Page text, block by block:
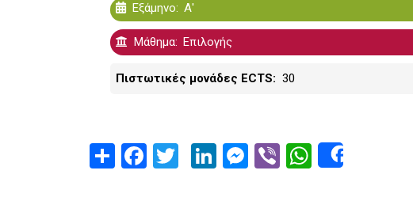
Εξάμηνο Α'
Μάθημα Επιλογής
Πιστωτικές μονάδες ECTS 30
ShareFacebook
TwitterLinkedIn
Messenger
ViberWhatsApp